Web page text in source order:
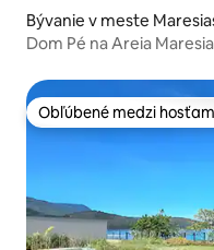
Bývanie v meste
Dom Pé na Areia
Obľúbené medzi
Obľúbené medzi